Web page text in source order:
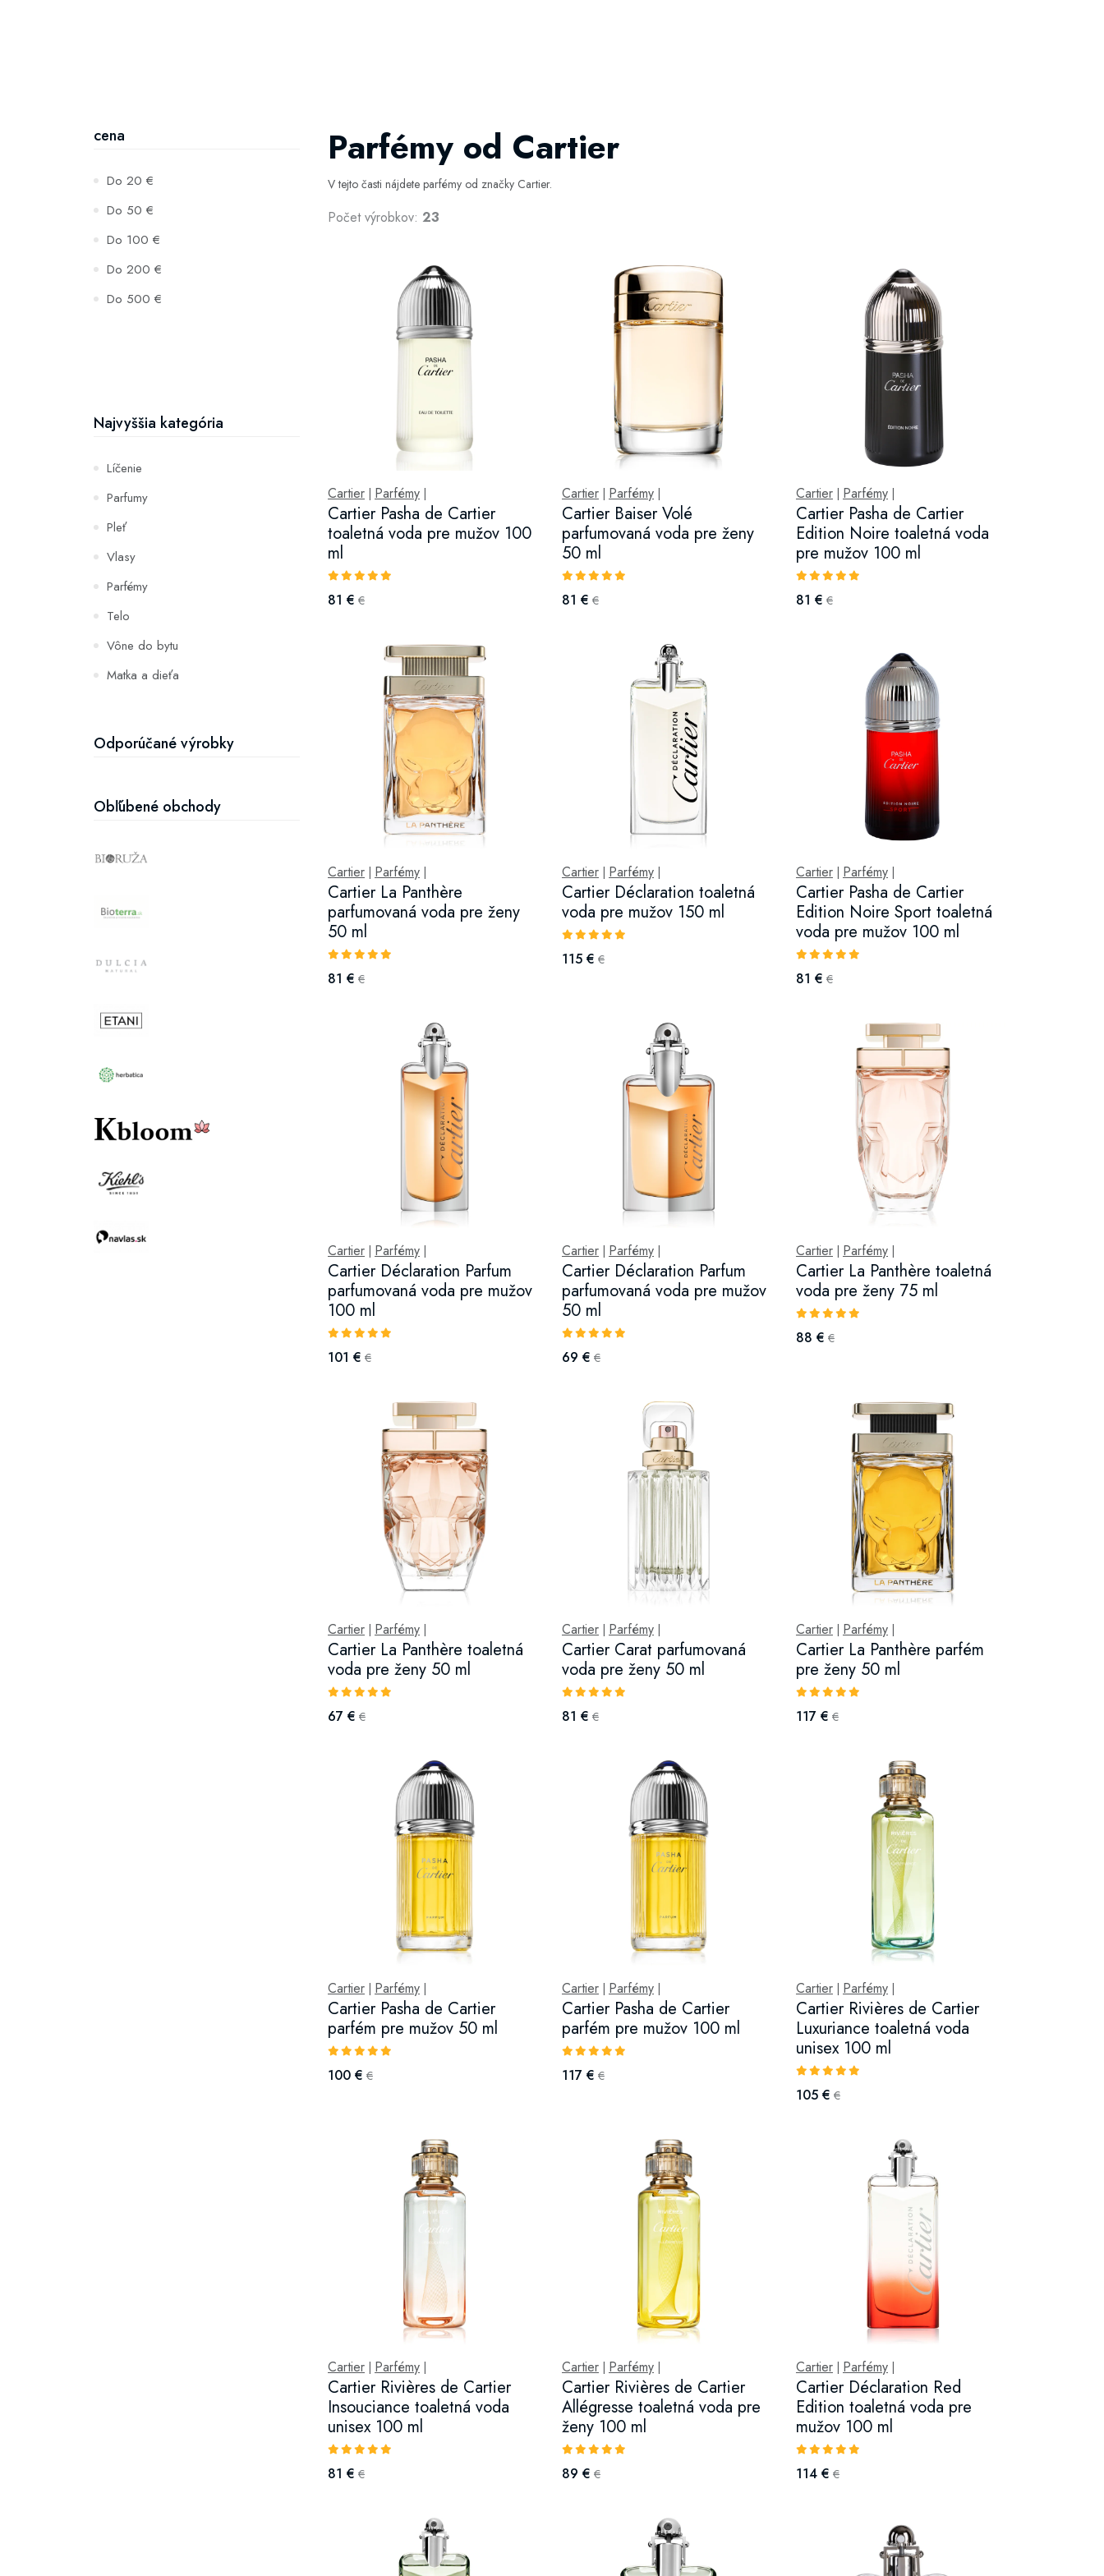
cena
Do 20 €
Do 50 €
Do 100 €
Do 200 €
Do 500 €
Najvyššia kategória
Líčenie
Parfumy
Pleť
Vlasy
Parfémy
Telo
Vône do bytu
Matka a dieťa
Hydratácia a výživa pleti
Odporúčané výrobky
Obľúbené obchody
Parfémy od Cartier
V tejto časti nájdete parfémy od značky Cartier.
Počet výrobkov: 23
Cartier Parfémy
Cartier Pasha de Cartier
toaletná voda pre mužov 100
ml
81 € €
Cartier| Parfémy|
Cartier Baiser Volé
parfumovaná voda pre ženy
50 ml
81 € €
Cartier| Parfémy|
Cartier Pasha de Cartier
Edition Noire toaletná voda
pre mužov 100 ml
81 € €
Cartier Parfémy
Cartier La Panthère
parfumovaná voda pre ženy
50 ml
81 € €
Cartier| Parfémy|
Cartier Déclaration toaletná
voda pre mužov 150 ml
115 € €
Cartier| Parfémy|
Cartier Pasha de Cartier
Edition Noire Sport toaletná
voda pre mužov 100 ml
81 € €
Cartier Parfémy
Cartier Déclaration Parfum
parfumovaná voda pre mužov
100 ml
101 € €
Cartier| Parfémy|
Cartier Déclaration Parfum
parfumovaná voda pre mužov
50 ml
69 € €
Cartier| Parfémy|
Cartier La Panthère toaletná
voda pre ženy 75 ml
88 € €
Cartier Parfémy
Cartier La Panthère toaletná
voda pre ženy 50 ml
67 € €
Cartier| Parfémy|
Cartier Carat parfumovaná
voda pre ženy 50 ml
81 € €
Cartier| Parfémy|
Cartier La Panthère parfém
pre ženy 50 ml
117 € €
Cartier Parfémy
Cartier Pasha de Cartier
parfém pre mužov 50 ml
100 € €
Cartier| Parfémy|
Cartier Pasha de Cartier
parfém pre mužov 100 ml
117 € €
Cartier| Parfémy|
Cartier Rivières de Cartier
Luxuriance toaletná voda
unisex 100 ml
105 € €
Cartier Parfémy
Cartier Rivières de Cartier
Insouciance toaletná voda
unisex 100 ml
81 € €
Cartier| Parfémy|
Cartier Rivières de Cartier
Allégresse toaletná voda pre
ženy 100 ml
89 € €
Cartier| Parfémy|
Cartier Déclaration Red
Edition toaletná voda pre
mužov 100 ml
114 € €